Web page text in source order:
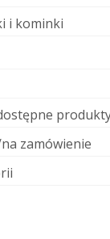
i kominki
zamówienie